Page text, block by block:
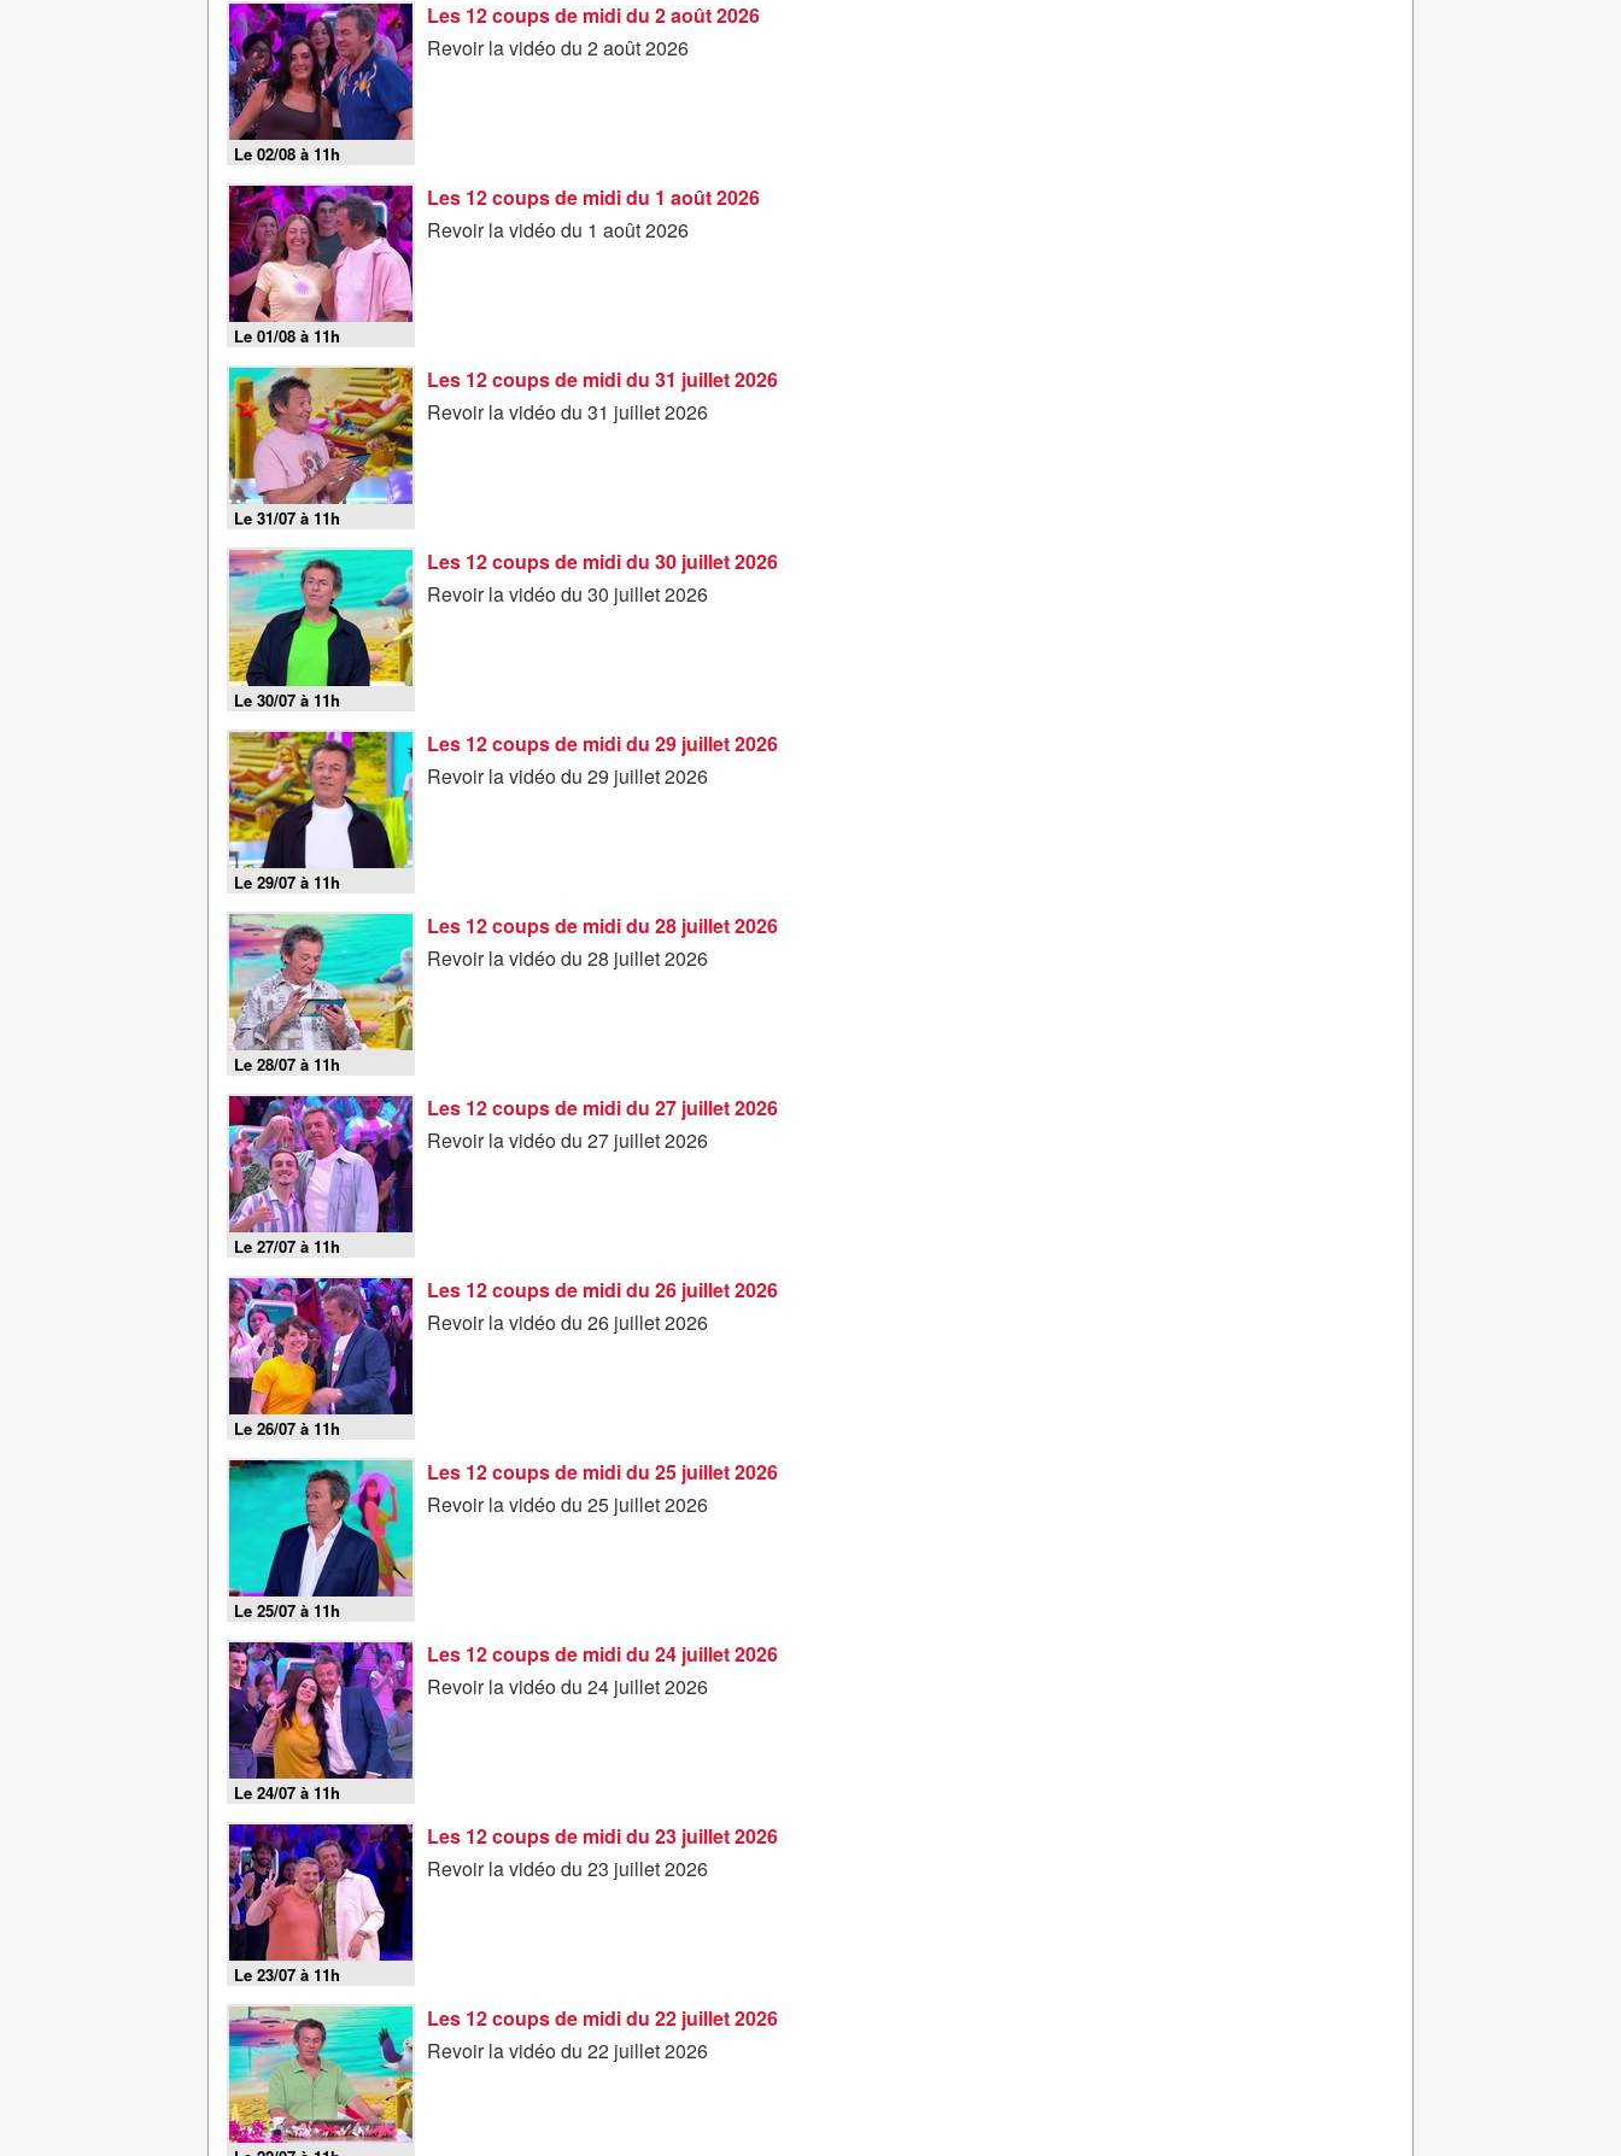
Le 02/08 à 11h
Les 12 coups de midi du 2 août 2026
Revoir la vidéo du 2 août 2026
Le 01/08 à 11h
Les 12 coups de midi du 1 août 2026
Revoir la vidéo du 1 août 2026
Le 31/07 à 11h
Les 12 coups de midi du 31 juillet 2026
Revoir la vidéo du 31 juillet 2026
Le 30/07 à 11h
Les 12 coups de midi du 30 juillet 2026
Revoir la vidéo du 30 juillet 2026
Le 29/07 à 11h
Les 12 coups de midi du 29 juillet 2026
Revoir la vidéo du 29 juillet 2026
Le 28/07 à 11h
Les 12 coups de midi du 28 juillet 2026
Revoir la vidéo du 28 juillet 2026
Le 27/07 à 11h
Les 12 coups de midi du 27 juillet 2026
Revoir la vidéo du 27 juillet 2026
Le 26/07 à 11h
Les 12 coups de midi du 26 juillet 2026
Revoir la vidéo du 26 juillet 2026
Le 25/07 à 11h
Les 12 coups de midi du 25 juillet 2026
Revoir la vidéo du 25 juillet 2026
Le 24/07 à 11h
Les 12 coups de midi du 24 juillet 2026
Revoir la vidéo du 24 juillet 2026
Le 23/07 à 11h
Les 12 coups de midi du 23 juillet 2026
Revoir la vidéo du 23 juillet 2026
Les 12 coups de midi du 22 juillet 2026
Revoir la vidéo du 22 juillet 2026